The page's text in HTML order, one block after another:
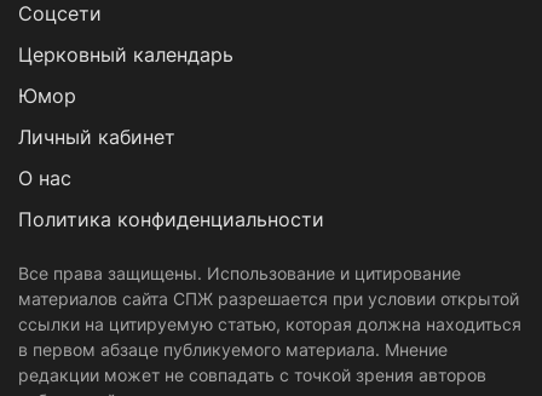
Cоцсети
Церковный календарь
Юмор
Личный кабинет
О нас
Политика конфиденциальности
Все права защищены. Использование и цитирование
материалов сайта СПЖ разрешается при условии открытой
ссылки на цитируемую статью, которая должна находиться
в первом абзаце публикуемого материала. Мнение
редакции может не совпадать с точкой зрения авторов